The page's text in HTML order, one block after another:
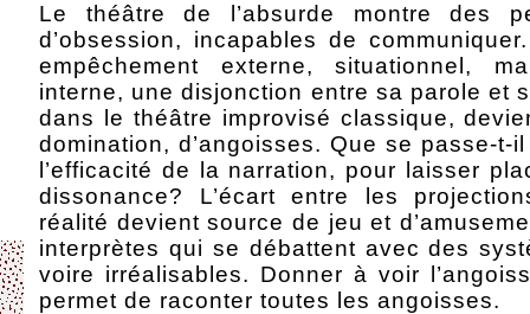
Le théâtre de l’absurde montre des
d’obsession, incapables de
empêchement externe, situationnel,
interne, une disjonction entre sa parole et
dans le théâtre improvisé classique,
domination, d’angoisses. Que se passe-
l’efficacité de la narration, pour laisser
dissonance? L’écart entre les
réalité devient source de jeu et
interprètes qui se débattent avec des
voire irréalisables. Donner à voir
permet de raconter toutes les angoisses.